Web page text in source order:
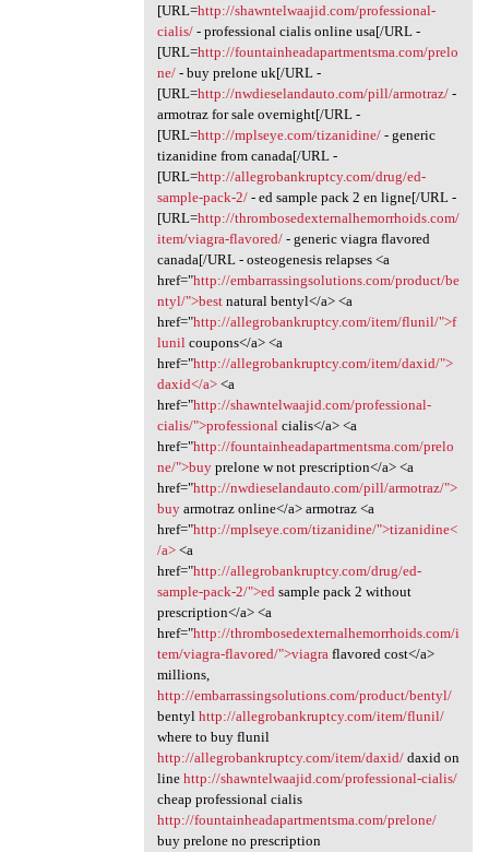
[URL=http://shawntelwaajid.com/professional-
cialis/- professional cialis online usa[/URL -
[URL=http://fountainheadapartmentsma.com/prelo
ne/- buy prelone uk[/URL -
[URL=http://nwdieselandauto.com/pill/armotraz/-
armotraz for sale overnight[/URL -
[URL=http://mplseye.com/tizanidine/- generic
tizanidine from canada[/URL -
[URL=http://allegrobankruptcy.com/drug/ed-
sample-pack-2/- ed sample pack 2 en ligne[/URL -
[URL=http://thrombosedexternalhemorrhoids.com/
item/viagra-flavored/- generic viagra flavored
canada[/URL - osteogenesis relapses <a
href="http://embarrassingsolutions.com/product/be
ntyl/">bestnatural bentyl</a> <a
href="http://allegrobankruptcy.com/item/flunil/">f
lunilcoupons</a> <a
href="http://allegrobankruptcy.com/item/daxid/">
daxid</a><a
href="http://shawntelwaajid.com/professional-
cialis/">professionalcialis</a> <a
href="http://fountainheadapartmentsma.com/prelo
ne/">buyprelone w not prescription</a> <a
href="http://nwdieselandauto.com/pill/armotraz/">
buyarmotraz online</a> armotraz <a
href="http://mplseye.com/tizanidine/">tizanidine<
/a><a
href="http://allegrobankruptcy.com/drug/ed-
sample-pack-2/">edsample pack 2 without
prescription</a> <a
href="http://thrombosedexternalhemorrhoids.com/i
tem/viagra-flavored/">viagraflavored cost</a>
millions,
http://embarrassingsolutions.com/product/bentyl/
bentyl http://allegrobankruptcy.com/item/flunil/
where to buy flunil
http://allegrobankruptcy.com/item/daxid/daxid on
line http://shawntelwaajid.com/professional-cialis/
cheap professional cialis
http://fountainheadapartmentsma.com/prelone/
buy prelone no prescription